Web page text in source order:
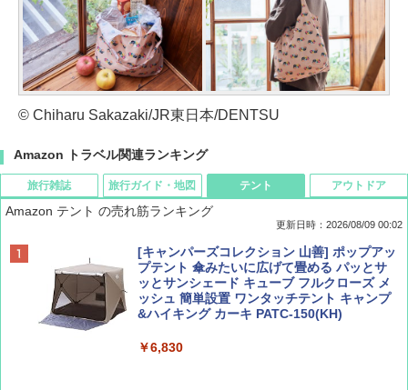
© Chiharu Sakazaki/JR東日本/DENTSU
Amazon トラベル関連ランキング
旅行雑誌
BE-PAL(ビ-パル) 2026年 9 月号【特別付録:
SOTO ミニマル"旅"財布 ランダム2種】
￥1,500
旅行ガイド・地図
D40 地球の歩き方 チェンマイ タイ北部の魅
力的な町 2026～2027 地球の歩き方D アジア
￥2,079
テント
Amazon テント の売れ筋ランキング
更新日時：2026/08/09 00:02
[キャンパーズコレクション 山善] ポップアッ
プテント 傘みたいに広げて畳める パッとサ
ッとサンシェード キューブ フルクローズ メ
ッシュ 簡単設置 ワンタッチテント キャンプ
&ハイキング カーキ PATC-150(KH)
￥6,830
アウトドア